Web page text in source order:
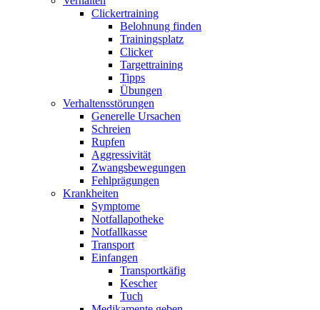
Clickertraining
Belohnung finden
Trainingsplatz
Clicker
Targettraining
Tipps
Übungen
Verhaltensstörungen
Generelle Ursachen
Schreien
Rupfen
Aggressivität
Zwangsbewegungen
Fehlprägungen
Krankheiten
Symptome
Notfallapotheke
Notfallkasse
Transport
Einfangen
Transportkäfig
Kescher
Tuch